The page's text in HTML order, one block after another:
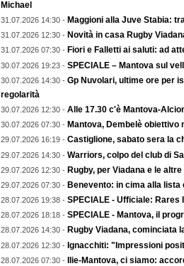
Michael
31.07.2026 14:30 - Maggioni alla Juve Stabia:
31.07.2026 12:30 - Novità in casa Rugby
31.07.2026 07:30 - Fiori e Falletti ai saluti: ad
30.07.2026 19:23 - SPECIALE – Mantova sul
30.07.2026 14:30 - Gp Nuvolari, ultime ore per
regolarità
30.07.2026 12:30 - Alle 17.30 c'è Mantova-
30.07.2026 07:30 - Mantova, Dembelè
29.07.2026 16:19 - Castiglione, sabato sera la
29.07.2026 14:30 - Warriors, colpo del club di
29.07.2026 12:30 - Rugby, per Viadana e le
29.07.2026 07:30 - Benevento: in cima alla
28.07.2026 19:38 - SPECIALE - Ufficiale: Rares
28.07.2026 18:18 - SPECIALE - Mantova, il
28.07.2026 14:30 - Rugby Viadana, cominciata
28.07.2026 12:30 - Ignacchiti: "Impressioni
28.07.2026 07:30 - Ilie-Mantova, ci siamo: